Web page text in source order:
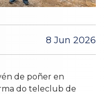
8 Jun 2026
de poñer en
do teleclub de